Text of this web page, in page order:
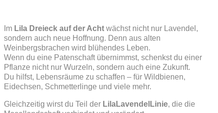
Im Lila Dreieck auf der Acht wächst nicht nur Lavendel,
sondern auch neue Hoffnung. Denn aus alten
Weinbergsbrachen wird blühendes Leben.
Wenn du eine Patenschaft übernimmst, schenkst du einer
Pflanze nicht nur Wurzeln, sondern auch eine Zukunft.
Du hilfst, Lebensräume zu schaffen – für Wildbienen,
Eidechsen, Schmetterlinge und viele mehr.
Gleichzeitig wirst du Teil der LilaLavendelLinie, die die